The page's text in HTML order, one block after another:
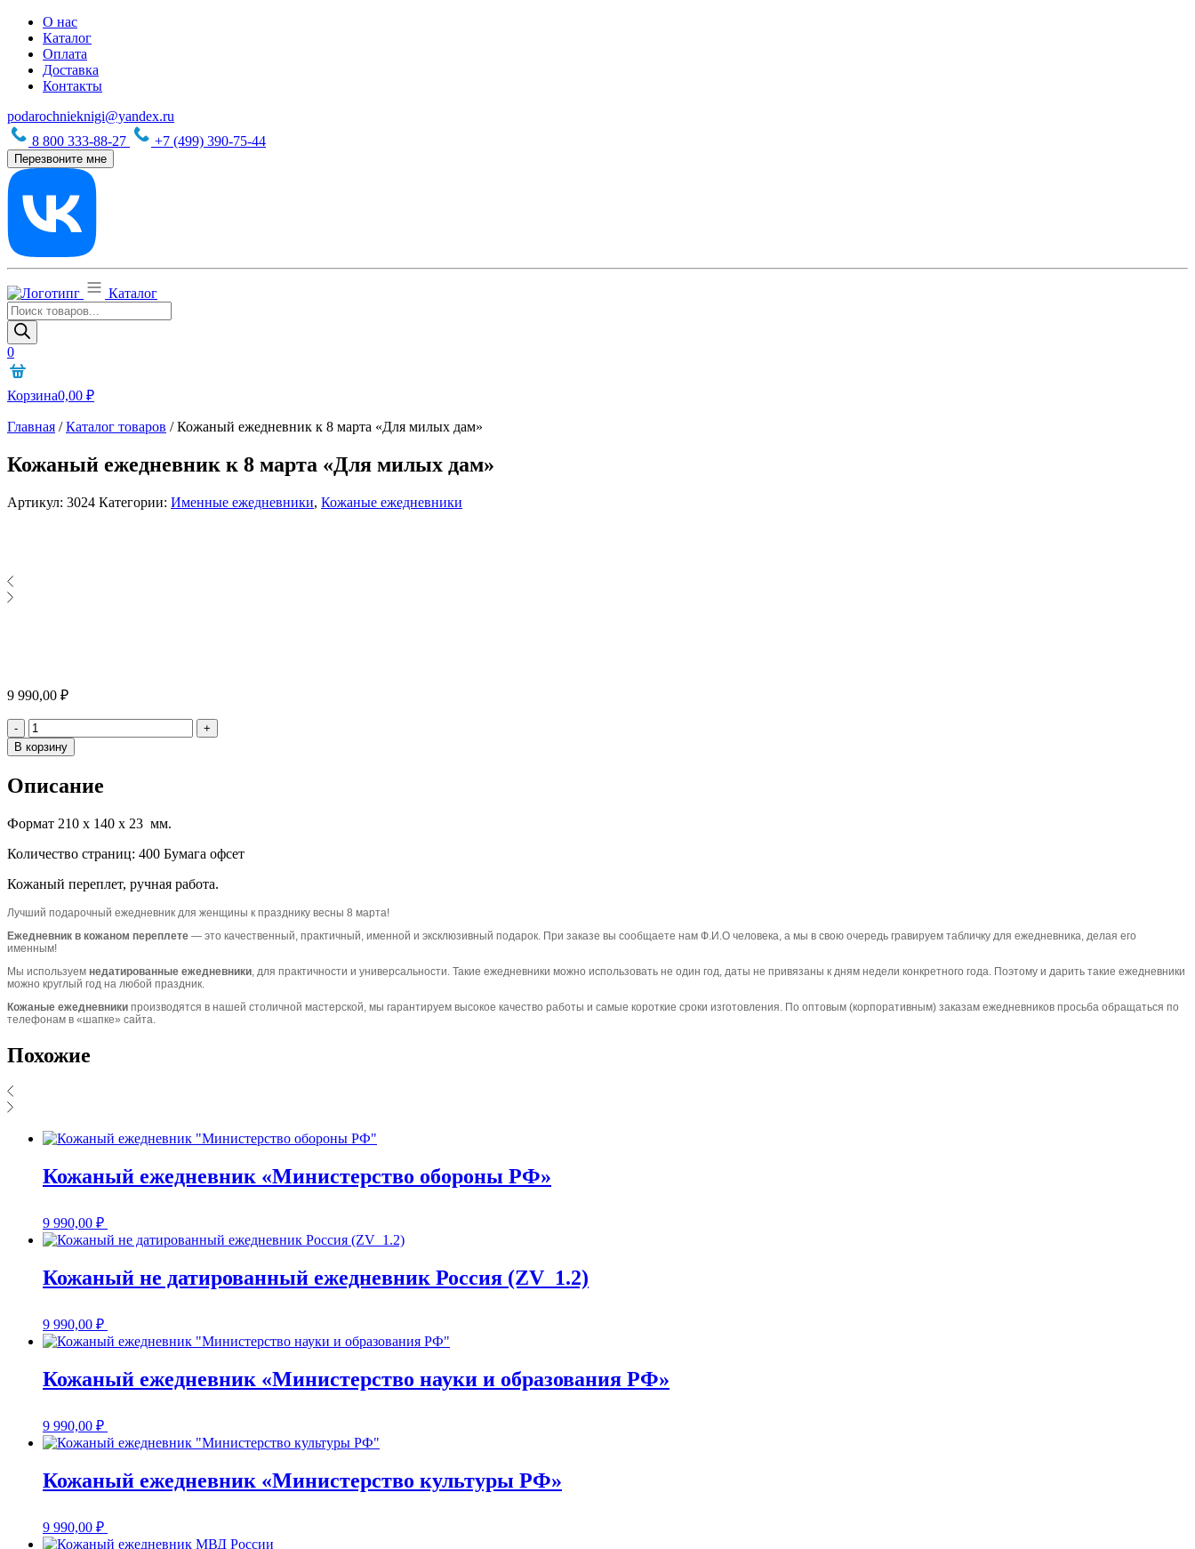
О нас
Каталог
Оплата
Доставка
Контакты
podarochnieknigi@yandex.ru
8 800 333-88-27
+7 (499) 390-75-44
Перезвоните мне
Каталог
Поиск
товаров
0
Корзина0,00 ₽
Главная /Каталог товаров /Кожаный ежедневник к 8 марта «Для милых дам»
Кожаный ежедневник к 8 марта «Для милых дам»
Артикул: 3024 Категории: Именные ежедневники, Кожаные ежедневники
9 990,00 ₽
- Количество
+
В корзину
Описание
Формат 210 х 140 х 23 мм.
Количество страниц: 400 Бумага офсет
Кожаный переплет, ручная работа.
Лучший подарочный ежедневник для женщины к празднику весны 8 марта!
Ежедневник в кожаном переплете — это качественный, практичный, именной и эксклюзивный подарок. При заказе вы сообщаете нам Ф.И.О человека, а мы в свою очередь гравируем табличку для ежедневника, делая его
именным!
Мы используем недатированные ежедневники , для практичности и универсальности. Такие ежедневники можно использовать не один год, даты не привязаны к дням недели конкретного года. Поэтому и дарить такие ежедневники
можно круглый год на любой праздник.
Кожаные ежедневники производятся в нашей столичной мастерской, мы гарантируем высокое качество работы и самые короткие сроки изготовления. По оптовым (корпоративным) заказам ежедневников просьба обращаться по
телефонам в «шапке» сайта.
Похожие
Кожаный ежедневник «Министерство обороны РФ»
9 990,00 ₽
Кожаный не датированный ежедневник Россия (ZV_1.2)
9 990,00 ₽
Кожаный ежедневник «Министерство науки и образования РФ»
9 990,00 ₽
Кожаный ежедневник «Министерство культуры РФ»
9 990,00 ₽